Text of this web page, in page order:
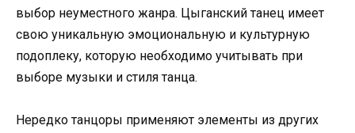
выбор неуместного жанра. Цыганский танец имеет
свою уникальную эмоциональную и культурную
подоплеку, которую необходимо учитывать при
выборе музыки и стиля танца.
Нередко танцоры применяют элементы из других